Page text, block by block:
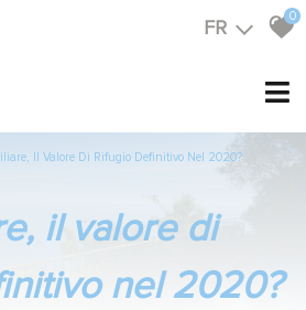
FR 0
Il Valore Di Rifugio Definitivo Nel 2020?
nel 2020?